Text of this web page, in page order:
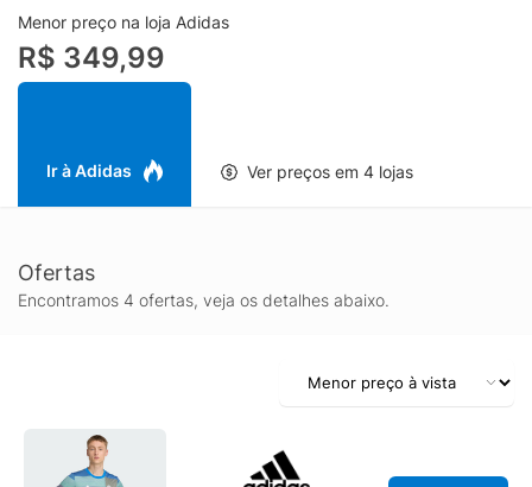
AEROREADY, que controla a umidade, mantém você seco
durante toda a ação, e o emblema do clube bordado dá o
acabamento perfeito.
Menor preço na loja Adidas
R$ 349,99
Ir à Adidas Ver preços em 4 lojas
Ofertas
Encontramos 4 ofertas, veja os detalhes abaixo.